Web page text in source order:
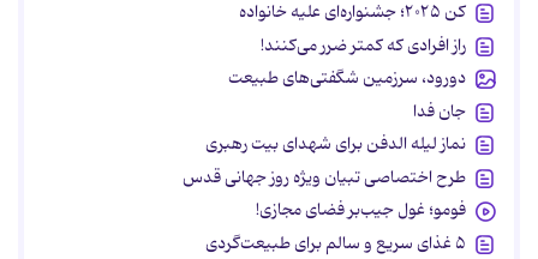
کن ۲۰۲۵؛ جشنواره‌ای علیه خانواده
راز افرادی که کمتر ضرر می‌کنند!
دورود، سرزمین شگفتی‌های طبیعت
جان فدا
نماز لیله الدفن برای شهدای بیت رهبری
طرح اختصاصی تبیان ویژه روز جهانی قدس
فومو؛ غول جیب‌بر فضای مجازی!
۵ غذای سریع و سالم برای طبیعت‌گردی